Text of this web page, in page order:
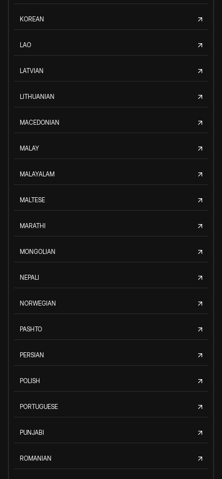
KOREAN
LAO
LATVIAN
LITHUANIAN
MACEDONIAN
MALAY
MALAYALAM
MALTESE
MARATHI
MONGOLIAN
NEPALI
NORWEGIAN
PASHTO
PERSIAN
POLISH
PORTUGUESE
PUNJABI
ROMANIAN